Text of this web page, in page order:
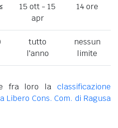
15 ott - 15
apr
14 ore
tutto
l'anno
nessun
limite
fra loro la classificazione
Cons. Com. di Ragusa